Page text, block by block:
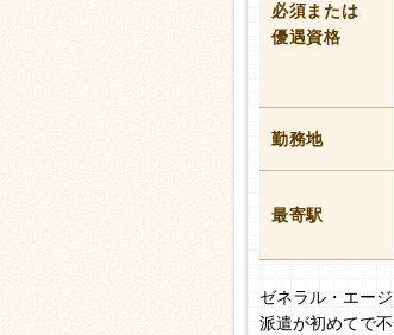
必須または
優遇資格
勤務地
最寄駅
ゼネラル・エー
派遣が初めてで